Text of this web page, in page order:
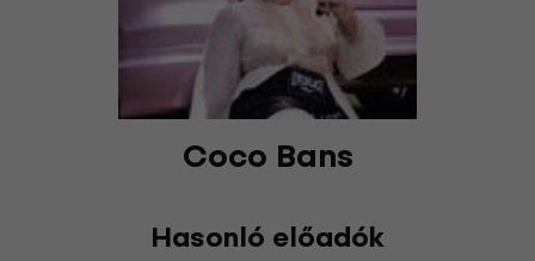
Coco Bans
Hasonló előadók